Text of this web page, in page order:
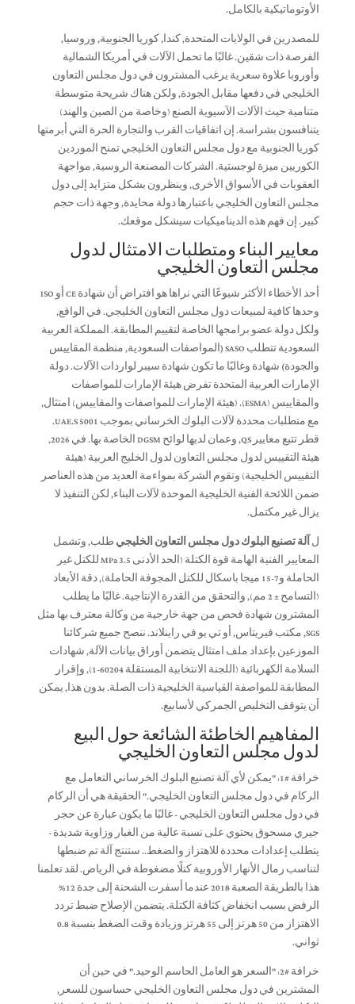
الأوتوماتيكية بالكامل.
للمصدرين في الولايات المتحدة, كندا, كوريا الجنوبية, وروسيا,
الفرصة ذات شقين. غالبًا ما تحمل الآلات في أمريكا الشمالية
وأوروبا علاوة سعرية يرغب المشترون في دول مجلس التعاون
الخليجي في دفعها مقابل الجودة, ولكن هناك شريحة متوسطة
متنامية حيث الآلات الآسيوية الصنع (وخاصة من الصين والهند)
يتنافسون بشراسة. إن اتفاقيات القرب والتجارة الحرة التي أبرمتها
كوريا الجنوبية مع دول مجلس التعاون الخليجي تمنح الموردين
الكوريين ميزة لوجستية. الشركات المصنعة الروسية, مواجهة
العقوبات في الأسواق الأخرى, وينظرون بشكل متزايد إلى دول
مجلس التعاون الخليجي باعتبارها دولة محايدة, وجهة ذات حجم
كبير. إن فهم هذه الديناميكيات سيشكل موقعك.
معايير البناء ومتطلبات الامتثال لدول
مجلس التعاون الخليجي
أحد الأخطاء الأكثر شيوعًا التي نراها هو افتراض أن شهادة CE أو ISO
وحدها كافية لمبيعات دول مجلس التعاون الخليجي. في الواقع,
ولكل دولة عضو برامجها الخاصة لتقييم المطابقة. المملكة العربية
السعودية تتطلب SASO (المواصفات السعودية, منظمة المقاييس
والجودة) شهادة وغالبًا ما تكون شهادة سيبر لواردات الآلات. دولة
الإمارات العربية المتحدة تفرض هيئة الإمارات للمواصفات
والمقاييس (ESMA). (هيئة الإمارات للمواصفات والمقاييس) امتثال,
مع متطلبات محددة لآلات البلوك الخرساني بموجب UAE.S 5001.
قطر تتبع معايير QS, وعمان لديها لوائح DGSM الخاصة بها. في 2026,
هيئة التقييس لدول مجلس التعاون لدول الخليج العربية (هيئة
التقييس الخليجية) وتقوم الشركة بمواءمة العديد من هذه العناصر
ضمن اللائحة الفنية الخليجية الموحدة لآلات البناء, لكن التنفيذ لا
يزال غير مكتمل.
ل آلة تصنيع البلوك دول مجلس التعاون الخليجيطلب, وتشمل
المعايير الفنية الهامة قوة الكتلة (الحد الأدنى 3.5 MPa للكتل غير
الحاملة و7-15 ميجا باسكال للكتل المجوفة الحاملة), دقة الأبعاد
(التسامح ± 2 مم), والتحقق من القدرة الإنتاجية. غالبًا ما يطلب
المشترون شهادة فحص من جهة خارجية من وكالة معترف بها مثل
SGS, مكتب فيريتاس, أو تي يو في راينلاند. ننصح جميع شركائنا
الموزعين بإعداد ملف امتثال يتضمن أوراق بيانات الآلة, شهادات
السلامة الكهربائية (اللجنة الانتخابية المستقلة 60204-1), وإقرار
المطابقة للمواصفة القياسية الخليجية ذات الصلة. بدون هذا, يمكن
أن يتوقف التخليص الجمركي لأسابيع.
المفاهيم الخاطئة الشائعة حول البيع
لدول مجلس التعاون الخليجي
خرافة #1: "يمكن لأي آلة تصنيع البلوك الخرساني التعامل مع
الركام في دول مجلس التعاون الخليجي." الحقيقة هي أن الركام
في دول مجلس التعاون الخليجي - غالبًا ما يكون عبارة عن حجر
جيري مسحوق يحتوي على نسبة عالية من الغبار وزاوية شديدة -
يتطلب إعدادات محددة للاهتزاز والضغط.. ستنتج آلة تم ضبطها
لتناسب رمال الأنهار الأوروبية كتلًا مضغوطة في الرياض. لقد تعلمنا
هذا بالطريقة الصعبة 2018 عندما أسفرت الشحنة إلى جدة 12%
الرفض بسبب انخفاض كثافة الكتلة. يتضمن الإصلاح ضبط تردد
الاهتزاز من 50 هرتز إلى 55 هرتز وزيادة وقت الضغط بنسبة 0.8
ثواني.
خرافة #2: "السعر هو العامل الحاسم الوحيد." في حين أن
المشترين في دول مجلس التعاون الخليجي حساسون للسعر,